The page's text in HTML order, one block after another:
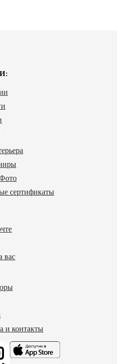
сертификаты
вас
и контакты